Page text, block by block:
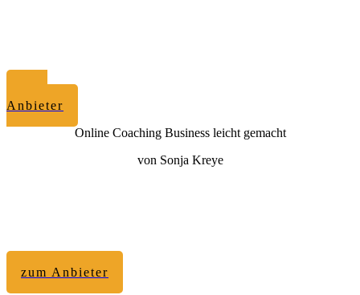
Anbieter
Online Coaching Business leicht gemacht
von Sonja Kreye
zum Anbieter